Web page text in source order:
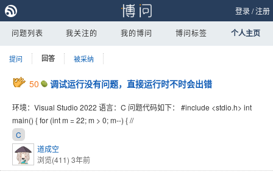
登录/注册
问题列表 我关注的 我的博问 博问标签 个人主页
提问 回答 被采纳
50 调试运行没有问题，直接运行时不时会出错
环境：Visual Studio 2022 语言：C 问题代码如下： #include <stdio.h> int
main() { for (int m = 22; m > 0; m--) { //
C
道成空
浏览(411) 3年前